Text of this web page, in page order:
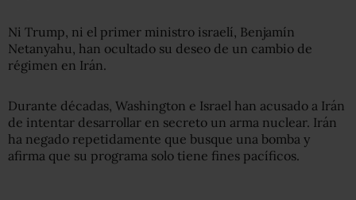
Ni Trump, ni el primer ministro israelí, Benjamín
Netanyahu, han ocultado su deseo de un cambio de
régimen en Irán.
Durante décadas, Washington e Israel han acusado a Irán
de intentar desarrollar en secreto un arma nuclear. Irán
ha negado repetidamente que busque una bomba y
afirma que su programa solo tiene fines pacíficos.